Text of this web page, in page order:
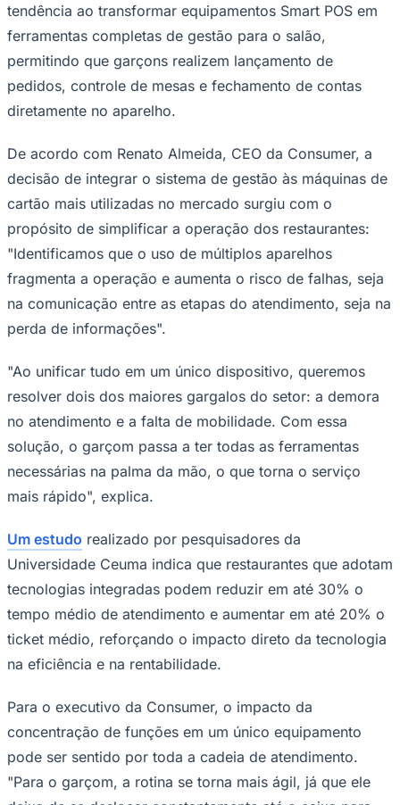
Palmeiras
tendência ao transformar equipamentos Smart POS em
ferramentas completas de gestão para o salão,
permitindo que garçons realizem lançamento de
pedidos, controle de mesas e fechamento de contas
diretamente no aparelho.
De acordo com Renato Almeida, CEO da Consumer, a
decisão de integrar o sistema de gestão às máquinas de
cartão mais utilizadas no mercado surgiu com o
propósito de simplificar a operação dos restaurantes:
"Identificamos que o uso de múltiplos aparelhos
fragmenta a operação e aumenta o risco de falhas, seja
na comunicação entre as etapas do atendimento, seja na
perda de informações".
"Ao unificar tudo em um único dispositivo, queremos
resolver dois dos maiores gargalos do setor: a demora
no atendimento e a falta de mobilidade. Com essa
solução, o garçom passa a ter todas as ferramentas
necessárias na palma da mão, o que torna o serviço
mais rápido", explica.
Um estudo realizado por pesquisadores da
Universidade Ceuma indica que restaurantes que adotam
tecnologias integradas podem reduzir em até 30% o
tempo médio de atendimento e aumentar em até 20% o
ticket médio, reforçando o impacto direto da tecnologia
na eficiência e na rentabilidade.
Para o executivo da Consumer, o impacto da
concentração de funções em um único equipamento
pode ser sentido por toda a cadeia de atendimento.
"Para o garçom, a rotina se torna mais ágil, já que ele